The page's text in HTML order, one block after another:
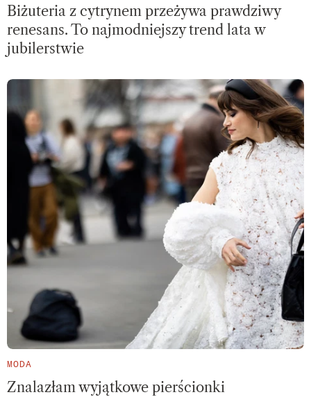
Biżuteria z cytrynem przeżywa prawdziwy
renesans. To najmodniejszy trend lata w
jubilerstwie
MODA
Znalazłam wyjątkowe pierścionki